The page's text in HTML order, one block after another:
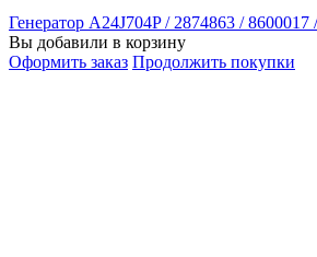
Генератор A24J704P / 2874863 / 8600017
Вы добавили в корзину
Оформить заказ Продолжить покупки